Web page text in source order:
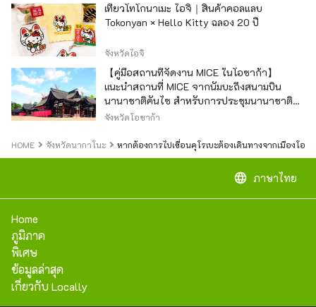
เที่ยวโทโกนาเมะ ไอจิ｜สินค้าคอลแลบ
Tokonyan × Hello Kitty ฉลอง 20 ปี
จังหวัดไอจิ
【คู่มือสถานที่จัดงาน MICE ในโอซาก้า】
แนะนำสถานที่ MICE จากนัมบะถึงสนามบิน
นานาชาติคันไซ สำหรับการประชุมนานาชาติ
และกิจกรรมองค์กร
จังหวัดโอซาก้า
HOME จังหวัดนากาโนะ หากต้องการไปเขื่อนคุโรเบะต้องเดินทางจากเมืองโอ
language ภาษาไทย
Home
ภูมิภาค
พิเศษ
ข้อมูลล่าสุด
เกี่ยวกับ Locally